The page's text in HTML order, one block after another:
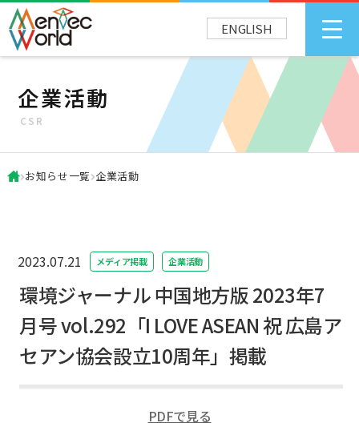
ENGLISH
企業活動
CSR
お知らせ一覧 企業活動
2023.07.21 メディア掲載 企業活動
環境ジャーナル 中国地方版 2023年7
月号 vol.292「I LOVE ASEAN 祝 広島ア
セアン協会設立10周年」掲載
PDFで見る